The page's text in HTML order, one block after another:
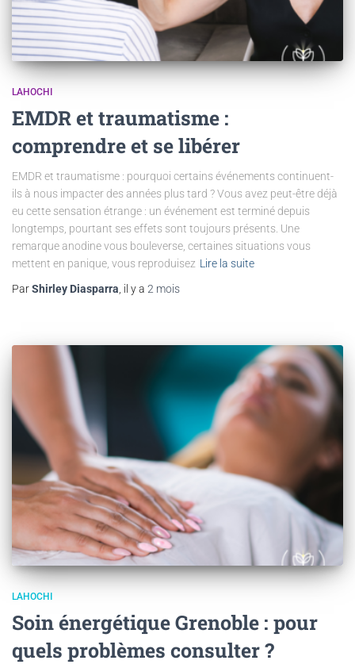
LAHOCHI
EMDR et traumatisme :
comprendre et se libérer
EMDR et traumatisme : pourquoi certains événements continuent-
ils à nous impacter des années plus tard ? Vous avez peut-être déjà
eu cette sensation étrange : un événement est terminé depuis
longtemps, pourtant ses effets sont toujours présents. Une
remarque anodine vous bouleverse, certaines situations vous
mettent en panique, vous reproduisez Lire la suite
ParShirley Diasparra , il y a 2 mois
LAHOCHI
Soin énergétique Grenoble : pour
quels problèmes consulter ?